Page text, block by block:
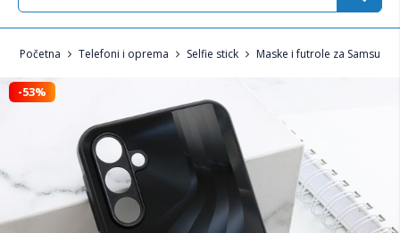
Početna Telefoni i oprema Selfie stick Maske i futrole za Samsung
-53%